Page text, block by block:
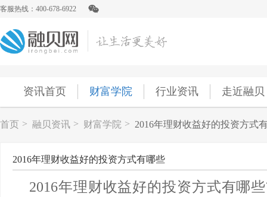
客服热线：400-678-6922
资讯首页 财富学院 行业资讯 走近融贝
首页 > 融贝资讯 > 财富学院 > 2016年理财收益好的投资方式
2016年理财收益好的投资方式有哪些
2016年理财收益好的投资方式有哪